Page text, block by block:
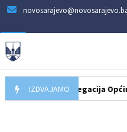
IZDVAJAMO
Delegacija Općine